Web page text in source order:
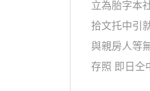
立為胎字本
拾文托中引
與親房人等
存照 即日仝